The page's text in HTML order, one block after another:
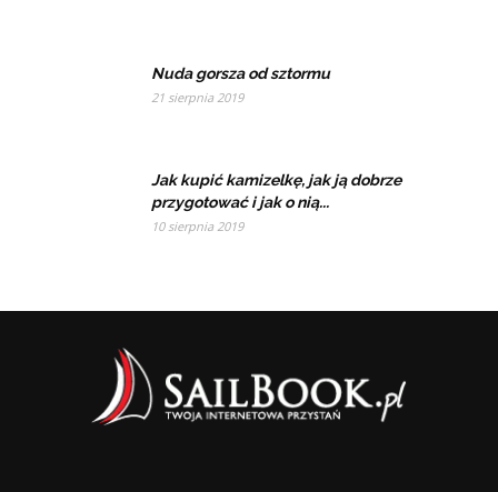
Nuda gorsza od sztormu
21 sierpnia 2019
Jak kupić kamizelkę, jak ją dobrze
przygotować i jak o nią...
10 sierpnia 2019